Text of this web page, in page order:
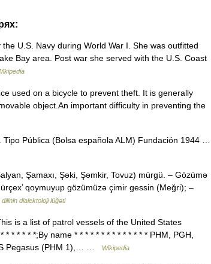
U.S. Navy during World War I. She was outfitted
Bay area. Post war she served with the U.S. Coast
used on a bicycle to prevent theft. It is generally
object.An important difficulty in preventing the
Pública (Bolsa española ALM) Fundación 1944 …
Şamaxı, Şəki, Şəmkir, Tovuz) mürgü. – Gözümə
qoymuyup gözümüzə çimir gessin (Meğri); –
dialektoloji lüğəti
is a list of patrol vessels of the United States
* * * * *;By name * * * * * * * * * * * * * * PHM, PGH,
Pegasus (PHM 1),… …
Wikipedia